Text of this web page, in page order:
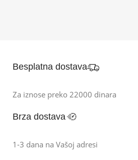
Besplatna dostava
Za iznose preko 22000 dinara
Brza dostava
1-3 dana na Vašoj adresi